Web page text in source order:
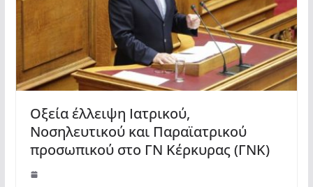
Οξεία έλλειψη Ιατρικού,
Νοσηλευτικού και Παραϊατρικού
προσωπικού στο ΓΝ Κέρκυρας (ΓΝΚ)